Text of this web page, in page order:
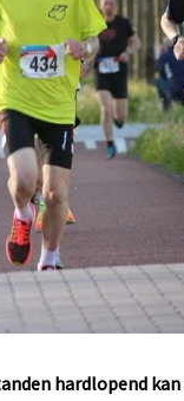
hardlopend